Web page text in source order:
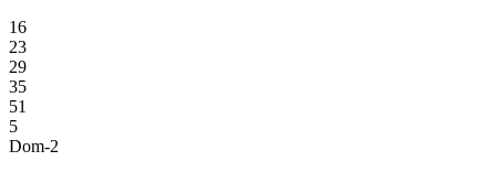
16
23
29
35
51
5
Dom-2